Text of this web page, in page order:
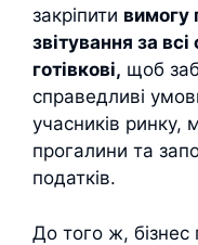
закріпити вимогу
звітування за
готівкові, щоб
справедливі
учасників ринку,
прогалини та
податків.
До того ж, бізнес